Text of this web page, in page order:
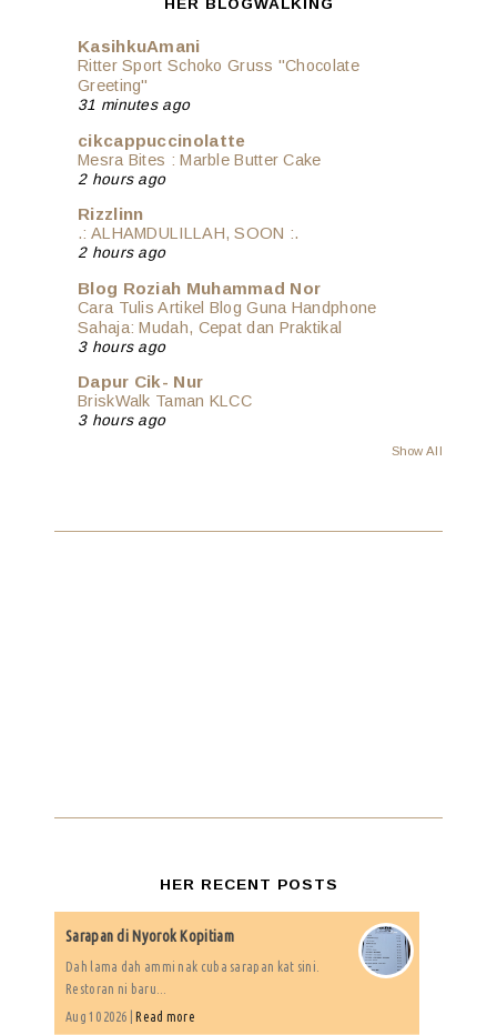
HER BLOGWALKING
KasihkuAmani
Ritter Sport Schoko Gruss "Chocolate
Greeting"
31 minutes ago
cikcappuccinolatte
Mesra Bites : Marble Butter Cake
2 hours ago
Rizzlinn
.: ALHAMDULILLAH, SOON :.
2 hours ago
Blog Roziah Muhammad Nor
Cara Tulis Artikel Blog Guna Handphone
Sahaja: Mudah, Cepat dan Praktikal
3 hours ago
Dapur Cik- Nur
BriskWalk Taman KLCC
3 hours ago
Show All
HER RECENT POSTS
Sarapan di Nyorok Kopitiam
Dah lama dah ammi nak cuba sarapan kat sini.
Restoran ni baru...
Aug 10 2026 | Read more